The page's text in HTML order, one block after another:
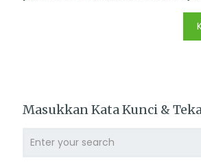
Masukkan Kata Kunci &